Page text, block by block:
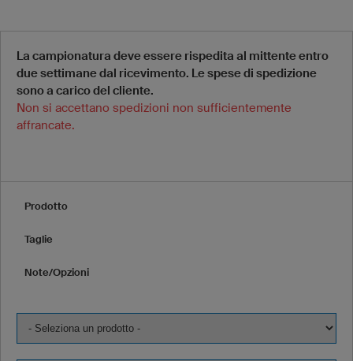
La campionatura deve essere rispedita al mittente entro
due settimane dal ricevimento. Le spese di spedizione
sono a carico del cliente.
Non si accettano spedizioni non sufficientemente
affrancate.
Prodotto
Taglie
Note/Opzioni